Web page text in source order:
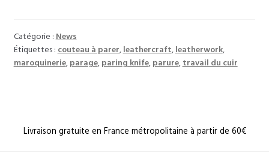
Catégorie : News
Étiquettes : couteau à parer,leathercraft,leatherwork,
maroquinerie,parage,paring knife,parure,travail du cuir
Livraison gratuite en France métropolitaine à partir de 60€